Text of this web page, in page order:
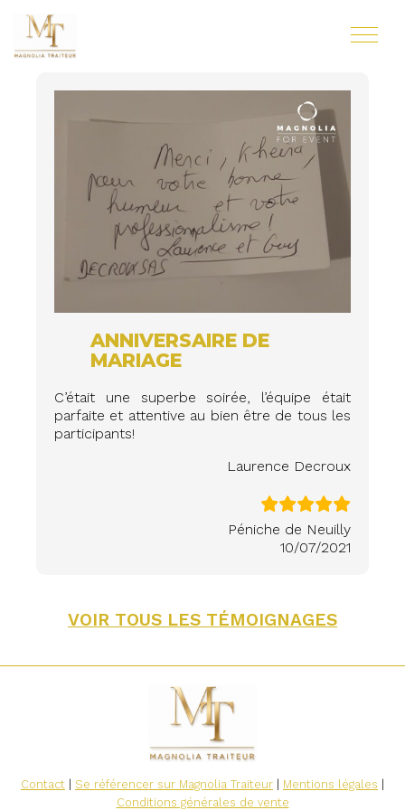
ANNIVERSAIRE DE
MARIAGE
C’était une superbe soirée, l’équipe était
parfaite et attentive au bien être de tous les
participants!
Laurence Decroux
Péniche de Neuilly
10/07/2021
VOIR TOUS LES TÉMOIGNAGES
Contact Se référencer sur Magnolia Traiteur Mentions légales
Conditions générales de vente